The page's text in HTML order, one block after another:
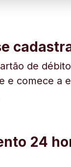
de
e comece a
24